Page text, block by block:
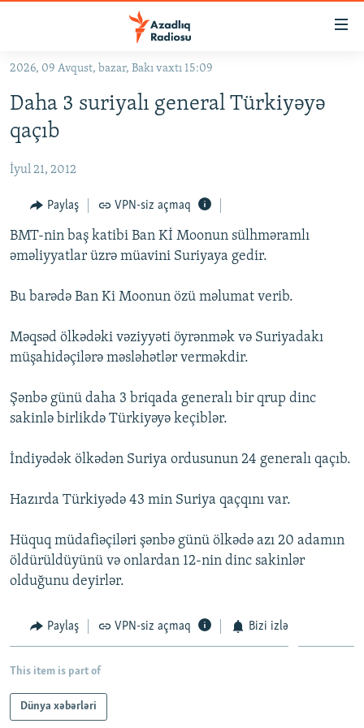
Əsas
qayıt
Əsas
naviqasiyaya
qayıt
KORRUPSIOMETR
#ƏSLINDƏ
FƏRQƏ BAX
QANUNI DOĞRU
ARAŞDIRMA
MULTIMEDIA
FOTOQALEREYA
KARIKATURA
OXU ZALI
İSLAM VƏ DEMOKRATIYA
HAQQIMIZDA
PEŞƏ ETIKASI VƏ JURNALISTIKA STANDARTLARIMIZ
AZADLIQRADIOSU MOBIL TELEFONUNUZDA
BIZIMLƏ ƏLAQƏ
BIZI IZLƏ
RFE/RL-in bütün saytları
2026, 09 Avqust, bazar, Bakı vaxtı 15:09
Daha 3 suriyalı general Türkiyəyə
qaçıb
İyul 21, 2012
Paylaş VPN-siz açmaq
BMT-nin baş katibi Ban Kİ Moonun sülhməramlı
əməliyyatlar üzrə müavini Suriyaya gedir.
Bu barədə Ban Ki Moonun özü məlumat verib.
Məqsəd ölkədəki vəziyyəti öyrənmək və Suriyadakı
müşahidəçilərə məsləhətlər verməkdir.
Şənbə günü daha 3 briqada generalı bir qrup dinc
sakinlə birlikdə Türkiyəyə keçiblər.
İndiyədək ölkədən Suriya ordusunun 24 generalı qaçıb.
Hazırda Türkiyədə 43 min Suriya qaçqını var.
Hüquq müdafiəçiləri şənbə günü ölkədə azı 20 adamın
öldürüldüyünü və onlardan 12-nin dinc sakinlər
olduğunu deyirlər.
Paylaş VPN-siz açmaq Bizi izlə
This item is part of
Dünya xəbərləri